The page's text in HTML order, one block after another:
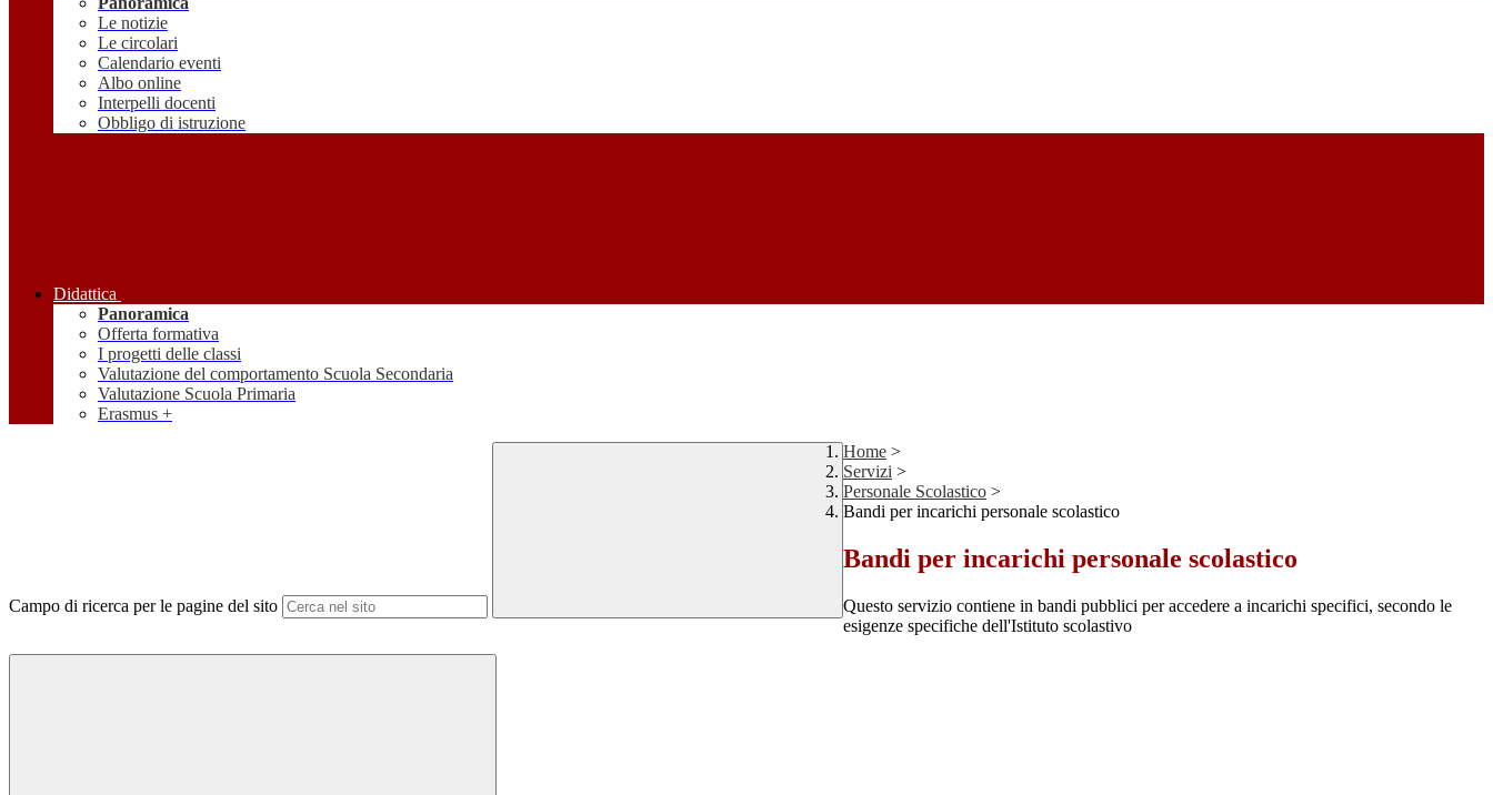
Le notizie
Le circolari
Calendario eventi
Albo online
Interpelli docenti
Obbligo di istruzione
Didattica
Panoramica
Offerta formativa
I progetti delle classi
Valutazione del comportamento Scuola Secondaria
Valutazione Scuola Primaria
Erasmus +
Campo di ricerca per le pagine del sito
Home >
Servizi >
Personale Scolastico >
Bandi per incarichi personale scolastico
Bandi per incarichi personale scolastico
Questo servizio contiene in bandi pubblici per accedere a incarichi specifici, secondo le
esigenze specifiche dell'Istituto scolastivo